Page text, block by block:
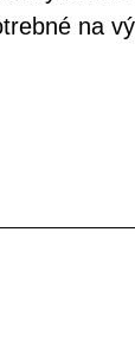
na